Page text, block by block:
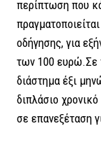
περίπτωση που
οδήγησης, για
των 100 ευρώ.Σε
διάστημα έξι
διπλάσιο
σε επανεξέταση